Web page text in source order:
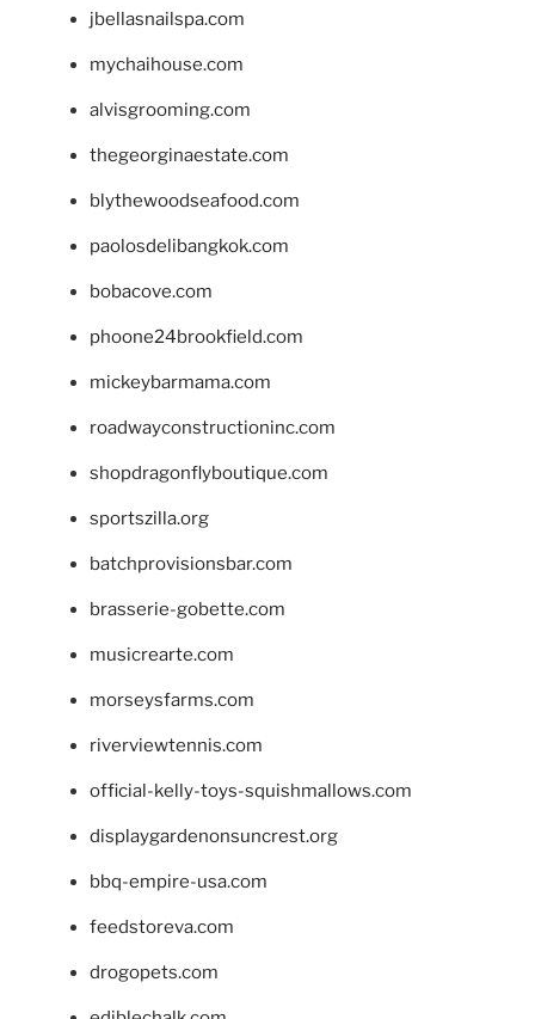
jbellasnailspa.com
mychaihouse.com
alvisgrooming.com
thegeorginaestate.com
blythewoodseafood.com
paolosdelibangkok.com
bobacove.com
phoone24brookfield.com
mickeybarmama.com
roadwayconstructioninc.com
shopdragonflyboutique.com
sportszilla.org
batchprovisionsbar.com
brasserie-gobette.com
musicrearte.com
morseysfarms.com
riverviewtennis.com
official-kelly-toys-squishmallows.com
displaygardenonsuncrest.org
bbq-empire-usa.com
feedstoreva.com
drogopets.com